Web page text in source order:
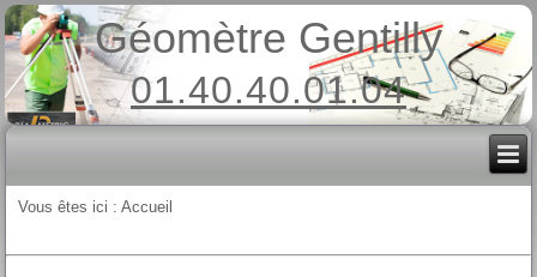
Géomètre Gentilly
01.40.40.01.04
Vous êtes ici :Accueil